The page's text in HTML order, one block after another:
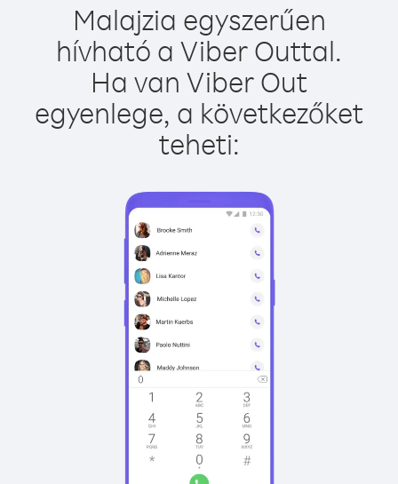
Malajzia egyszerűen
hívható a Viber Outtal.
Ha van Viber Out
egyenlege, a következőket
teheti: